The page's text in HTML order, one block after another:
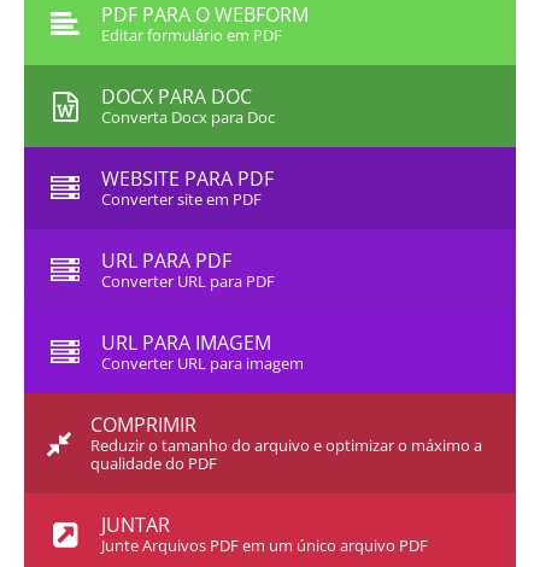
PDF PARA O WEBFORM
Editar formulário em PDF
DOCX PARA DOC
Converta Docx para Doc
WEBSITE PARA PDF
Converter site em PDF
URL PARA PDF
Converter URL para PDF
URL PARA IMAGEM
Converter URL para imagem
COMPRIMIR
Reduzir o tamanho do arquivo e optimizar o máximo a
qualidade do PDF
JUNTAR
Junte Arquivos PDF em um único arquivo PDF